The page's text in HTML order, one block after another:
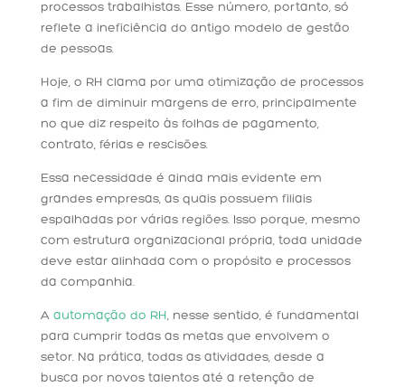
processos trabalhistas. Esse número, portanto, só
reflete a ineficiência do antigo modelo de gestão
de pessoas.
Hoje, o RH clama por uma otimização de processos
a fim de diminuir margens de erro, principalmente
no que diz respeito às folhas de pagamento,
contrato, férias e rescisões.
Essa necessidade é ainda mais evidente em
grandes empresas, as quais possuem filiais
espalhadas por várias regiões. Isso porque, mesmo
com estrutura organizacional própria, toda unidade
deve estar alinhada com o propósito e processos
da companhia.
A automação do RH, nesse sentido, é fundamental
para cumprir todas as metas que envolvem o
setor. Na prática, todas as atividades, desde a
busca por novos talentos até a retenção de